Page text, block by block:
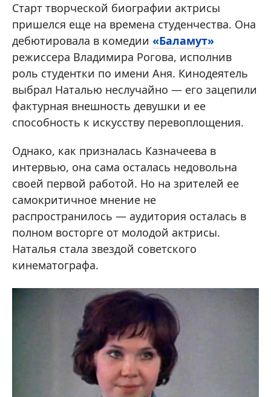
Старт творческой биографии актрисы
пришелся еще на времена студенчества. Она
дебютировала в комедии «Баламут»
режиссера Владимира Рогова, исполнив
роль студентки по имени Аня. Кинодеятель
выбрал Наталью неслучайно — его зацепили
фактурная внешность девушки и ее
способность к искусству перевоплощения.
Однако, как призналась Казначеева в
интервью, она сама осталась недовольна
своей первой работой. Но на зрителей ее
самокритичное мнение не
распространилось — аудитория осталась в
полном восторге от молодой актрисы.
Наталья стала звездой советского
кинематографа.